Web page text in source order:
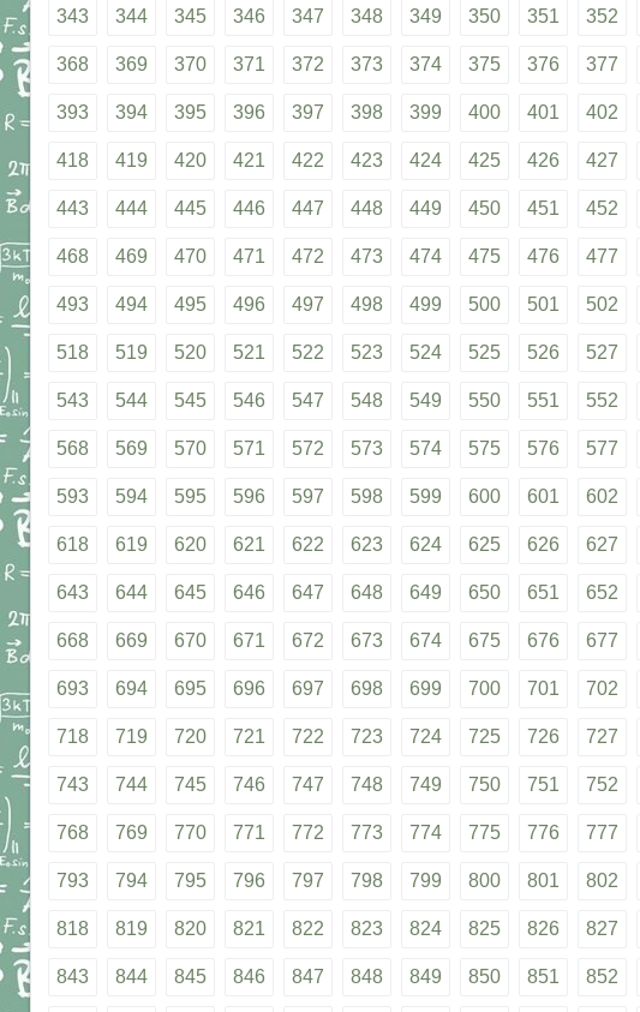
343 344 345 346 347 348 349 350 351 352
368 369 370 371 372 373 374 375 376 377
393 394 395 396 397 398 399 400 401 402
418 419 420 421 422 423 424 425 426 427
443 444 445 446 447 448 449 450 451 452
468 469 470 471 472 473 474 475 476 477
493 494 495 496 497 498 499 500 501 502
518 519 520 521 522 523 524 525 526 527
543 544 545 546 547 548 549 550 551 552
568 569 570 571 572 573 574 575 576 577
593 594 595 596 597 598 599 600 601 602
618 619 620 621 622 623 624 625 626 627
643 644 645 646 647 648 649 650 651 652
668 669 670 671 672 673 674 675 676 677
693 694 695 696 697 698 699 700 701 702
718 719 720 721 722 723 724 725 726 727
743 744 745 746 747 748 749 750 751 752
768 769 770 771 772 773 774 775 776 777
793 794 795 796 797 798 799 800 801 802
818 819 820 821 822 823 824 825 826 827
843 844 845 846 847 848 849 850 851 852